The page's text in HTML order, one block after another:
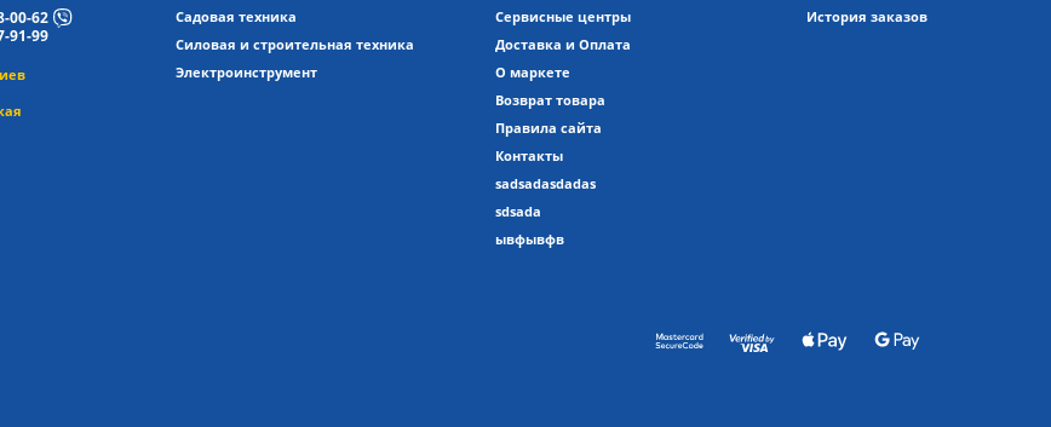
00-62
91-99
Садовая техника
Силовая и строительная техника
Электроинструмент
Сервисные центры
Доставка и Оплата
О маркете
Возврат товара
Правила сайта
Контакты
sadsadasdadas
sdsada
ывфывфв
История заказов